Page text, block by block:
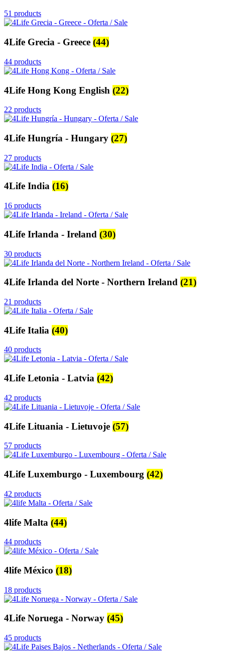
51 products
4Life Grecia - Greece (44)
44 products
4Life Hong Kong English (22)
22 products
4Life Hungría - Hungary (27)
27 products
4Life India (16)
16 products
4Life Irlanda - Ireland (30)
30 products
4Life Irlanda del Norte - Northern Ireland (21)
21 products
4Life Italia (40)
40 products
4Life Letonia - Latvia (42)
42 products
4Life Lituania - Lietuvoje (57)
57 products
4Life Luxemburgo - Luxembourg (42)
42 products
4life Malta (44)
44 products
4life México (18)
18 products
4Life Noruega - Norway (45)
45 products